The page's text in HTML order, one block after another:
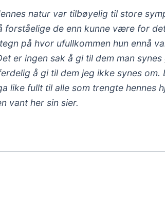
natur var tilbøyelig til store
de enn kunne være for
på hvor ufullkommen hun ennå
er ingen sak å gi til dem man
å gi til dem jeg ikke synes om.
like fullt til alle som trengte hennes
vant her sin sier.